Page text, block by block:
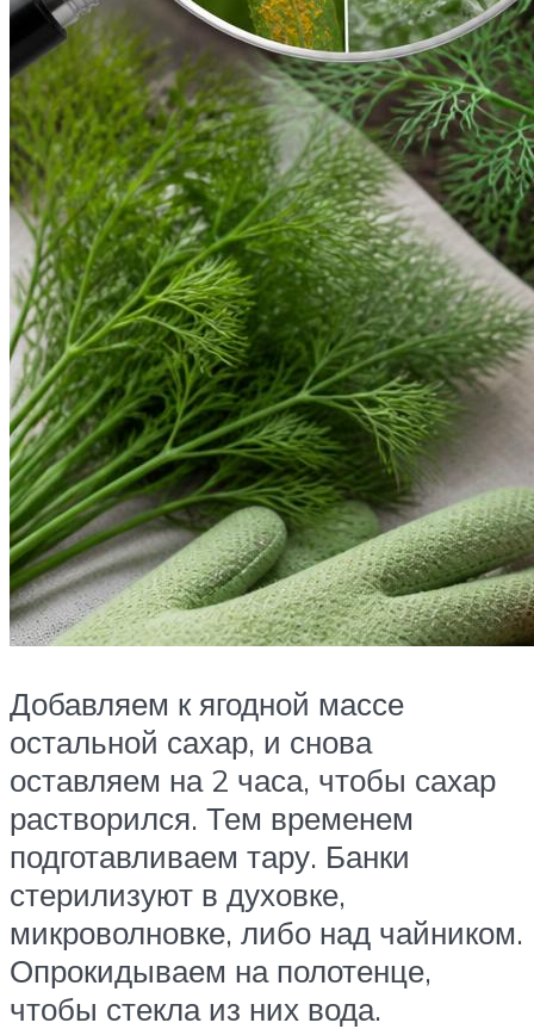
Добавляем к ягодной массе
остальной сахар, и снова
оставляем на 2 часа, чтобы сахар
растворился. Тем временем
подготавливаем тару. Банки
стерилизуют в духовке,
микроволновке, либо над чайником.
Опрокидываем на полотенце,
чтобы стекла из них вода.